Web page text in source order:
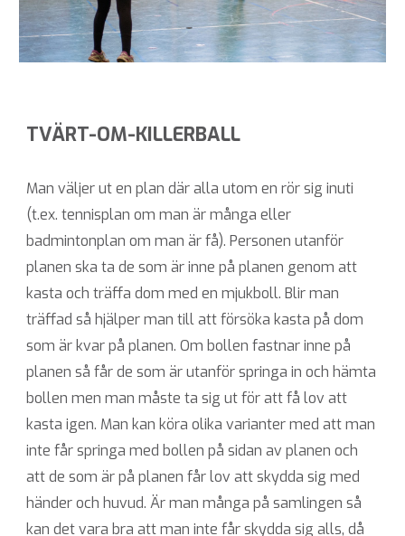
TVÄRT-OM-KILLERBALL
Man väljer ut en plan där alla utom en rör sig inuti
(t.ex. tennisplan om man är många eller
badmintonplan om man är få). Personen utanför
planen ska ta de som är inne på planen genom att
kasta och träffa dom med en mjukboll. Blir man
träffad så hjälper man till att försöka kasta på dom
som är kvar på planen. Om bollen fastnar inne på
planen så får de som är utanför springa in och hämta
bollen men man måste ta sig ut för att få lov att
kasta igen. Man kan köra olika varianter med att man
inte får springa med bollen på sidan av planen och
att de som är på planen får lov att skydda sig med
händer och huvud. Är man många på samlingen så
kan det vara bra att man inte får skydda sig alls, då